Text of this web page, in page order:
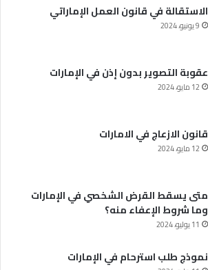
الاستقالة في قانون العمل الإماراتي
9 يونيو، 2024
عقوبة التصوير بدون إذن في الإمارات
12 مايو، 2024
قانون الازعاج في الامارات
12 مايو، 2024
متى يسقط القرض الشخصي في الإمارات
وما شروط الإعفاء منه؟
11 يوليو، 2024
نموذج طلب استرحام في الإمارات